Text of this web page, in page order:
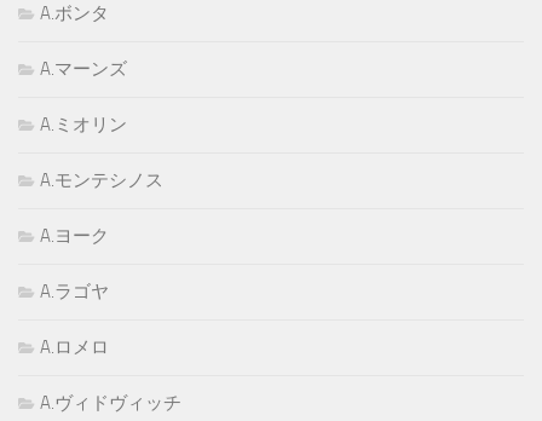
A.ボンタ
A.マーンズ
A.ミオリン
A.モンテシノス
A.ヨーク
A.ラゴヤ
A.ロメロ
A.ヴィドヴィッチ